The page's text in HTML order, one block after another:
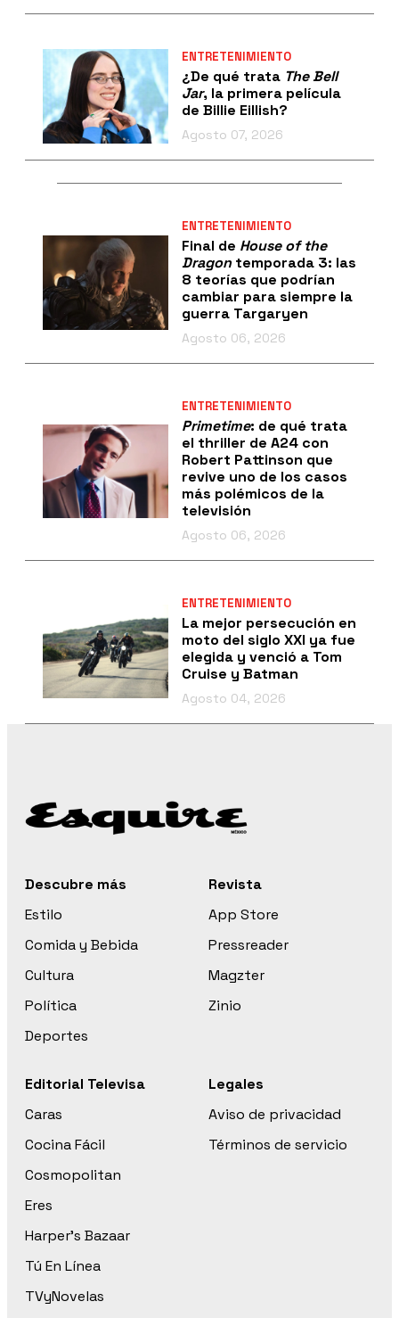
ENTRETENIMIENTO
¿De qué trata The Bell
Jar, la primera película
de Billie Eillish?
Agosto 07, 2026
ENTRETENIMIENTO
Final de House of the
Dragontemporada 3: las
8 teorías que podrían
cambiar para siempre la
guerra Targaryen
Agosto 06, 2026
ENTRETENIMIENTO
Primetime: de qué trata
el thriller de A24 con
Robert Pattinson que
revive uno de los casos
más polémicos de la
televisión
Agosto 06, 2026
ENTRETENIMIENTO
La mejor persecución en
moto del siglo XXI ya fue
elegida y venció a Tom
Cruise y Batman
Agosto 04, 2026
Descubre más
Estilo
Comida y Bebida
Cultura
Política
Deportes
Revista
App Store
Pressreader
Magzter
Zinio
Editorial Televisa
Caras
Cocina Fácil
Cosmopolitan
Eres
Harper’s Bazaar
Tú En Línea
TVyNovelas
Legales
Aviso de privacidad
Términos de servicio